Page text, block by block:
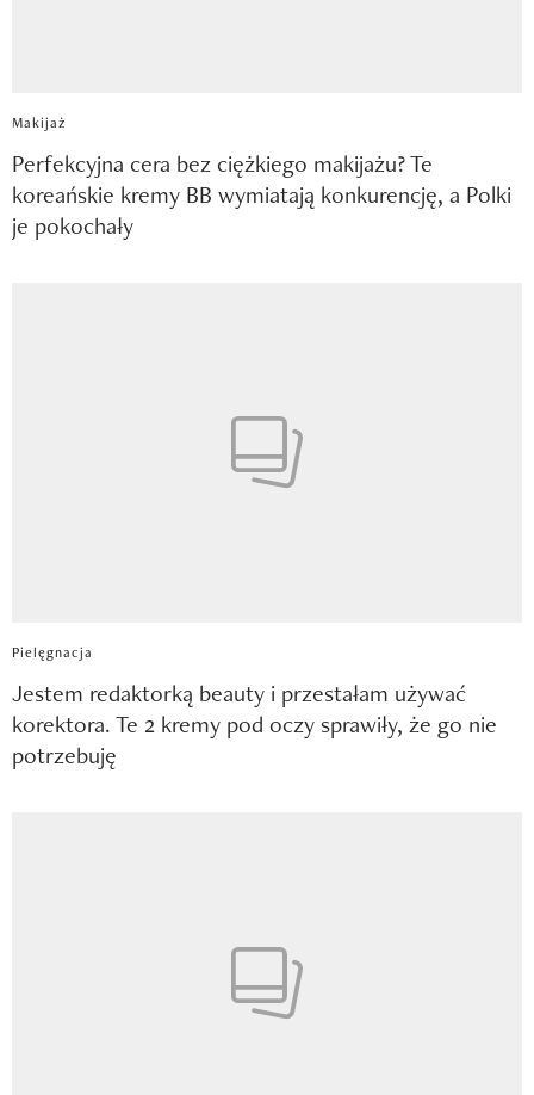
Makijaż
Perfekcyjna cera bez ciężkiego makijażu? Te
koreańskie kremy BB wymiatają konkurencję, a Polki
je pokochały
Pielęgnacja
Jestem redaktorką beauty i przestałam używać
korektora. Te 2 kremy pod oczy sprawiły, że go nie
potrzebuję